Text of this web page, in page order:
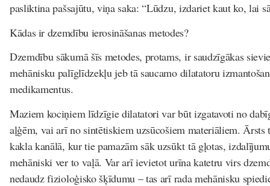
pasliktina pašsajūtu, viņa saka: “Lūdzu, izdariet kaut ko, lai
Kādas ir dzemdību ierosināšanas metodes?
Dzemdību sākumā šīs metodes, protams, ir saudzīgākas
mehānisku palīglīdzekļu jeb tā saucamo dilatatoru
medikamentus.
Maziem kociņiem līdzīgie dilatatori var būt izgatavoti no
aļģēm, vai arī no sintētiskiem uzsūcošiem materiāliem. Ārsts
kakla kanālā, kur tie pamazām sāk uzsūkt tā gļotas,
mehāniski ver to vaļā. Var arī ievietot urīna katetru virs
nedaudz fizioloģisko šķīdumu – tas arī rada mehānisku